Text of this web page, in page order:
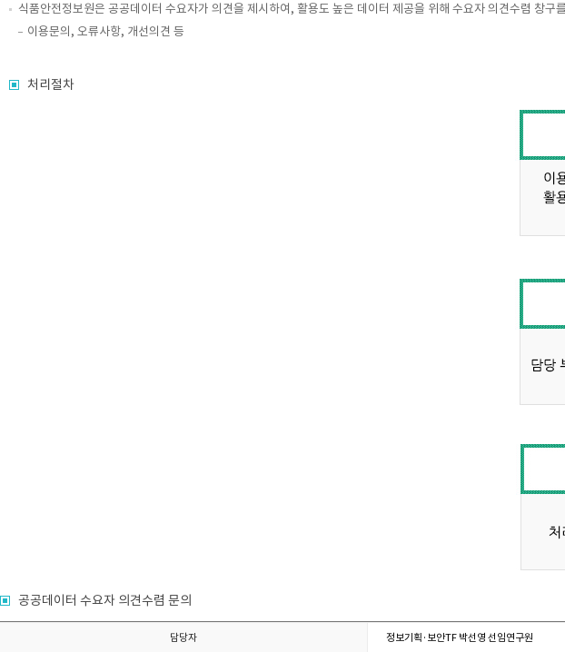
식품안전정보원은 공공데이터 수요자가 의견을 제시하여, 활용도 높은 데이터 제공을 위해 수요자 의견수렴 창구
이용문의, 오류사항, 개선의견 등
처리절차
공공데이터 수요자 의견수렴 문의
담당자 정보기획·보안TF 박선영 선임연구원